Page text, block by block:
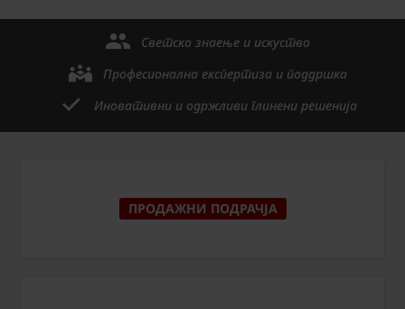
Светско знаење и искуство
Професионална експертиза и поддршка
Иновативни и одржливи глинени решенија
ПРОДАЖНИ ПОДРАЧЈА